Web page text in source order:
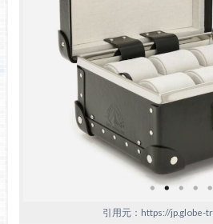
引用元：https://jp.globe-